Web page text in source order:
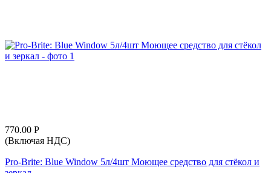
770.00 Р
(Включая НДС)
Pro-Brite: Blue Window 5л/4шт Моющее средство для стёкол и